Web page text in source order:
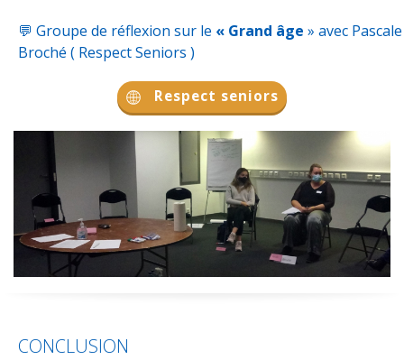
💬 Groupe de réflexion sur le « Grand âge » avec Pascale
Broché ( Respect Seniors )
Respect seniors
CONCLUSION